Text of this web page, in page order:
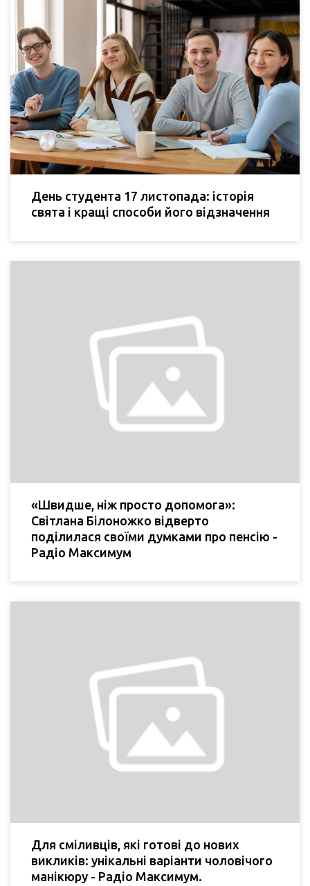
День студента 17 листопада: історія
свята і кращі способи його відзначення
«Швидше, ніж просто допомога»:
Світлана Білоножко відверто
поділилася своїми думками про пенсію -
Радіо Максимум
Для сміливців, які готові до нових
викликів: унікальні варіанти чоловічого
манікюру - Радіо Максимум.